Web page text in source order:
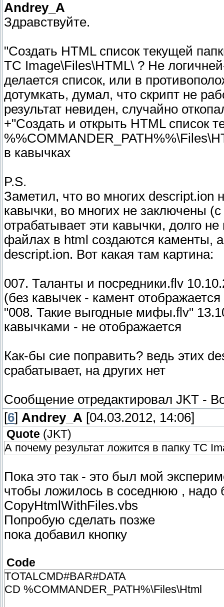
Andrey_A
Здравствуйте.
"Создать HTML список текущей
TC Image\Files\HTML\ ? Не
делается список, или в
дотумкать, думал, что скрипт не
результат невиден, случайно
+"Создать и открыть HTML список
в кавычках
P.S.
Заметил, что во многих descript.ion
кавычки, во многих не заключены
отрабатывает эти кавычки, долго
файлах в html создаются каменты,
descript.ion. Вот какая там картина:
007. Таланты и посредники.flv
(без кавычек - камент
"008. Такие выгодные мифы.flv"
кавычками - не отображается
Как-бы сие поправить? ведь этих
срабатывает, на других нет
Сообщение отредактировал JKT -
[6] Andrey_A [04.03.2012, 14:06]
Quote (JKT)
А почему результат ложится в папку TC
Пока это так - это был мой
чтобы ложилось в соседнюю , надо
CopyHtmlWithFiles.vbs
Попробую сделать позже
пока добавил кнопку
Code
TOTALCMD#BAR#DATA
CD %COMMANDER_PATH%\Files\Html